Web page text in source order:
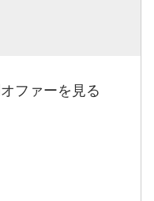
ファーを見る